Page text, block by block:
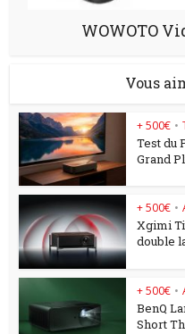
WOWOTO
Vous
+ 500€ •
Test du
Grand
+ 500€ •
Xgimi
double
+ 500€ •
BenQ
Short